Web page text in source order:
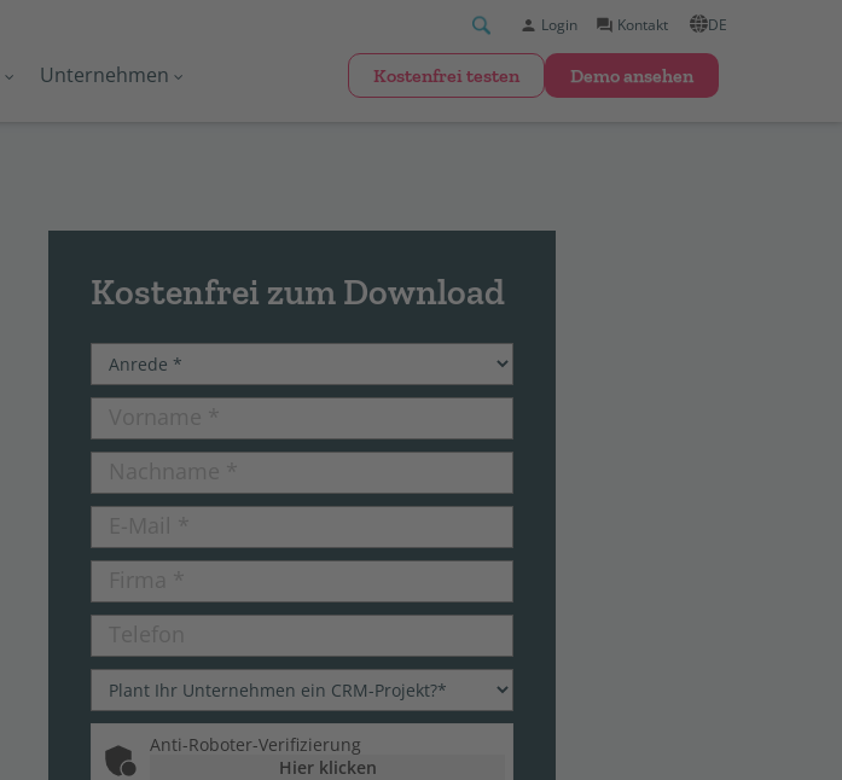
Unternehmen kostenfrei testen Demo ansehen
DE
Kontakt
Login
Kostenfrei zum Download
Anti-Roboter-Verifizierung
Hier klicken